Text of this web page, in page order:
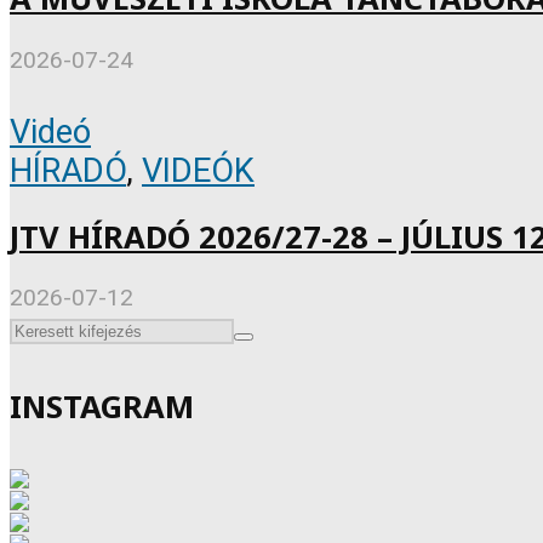
2026-07-24
Videó
HÍRADÓ, VIDEÓK
JTV HÍRADÓ 2026/27-28 – JÚLIUS
2026-07-12
INSTAGRAM